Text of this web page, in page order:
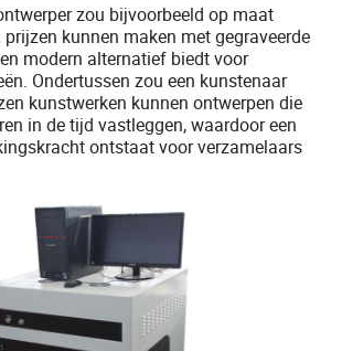
zou bijvoorbeeld op maat
kunnen maken met gegraveerde
modern alternatief biedt voor
Ondertussen zou een kunstenaar
kunstwerken kunnen ontwerpen die
in de tijd vastleggen, waardoor een
ontstaat voor verzamelaars